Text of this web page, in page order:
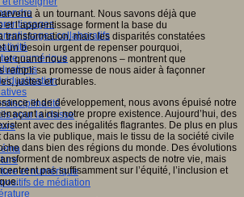
collaboratifs
numérique
pour la classe
et numérique
de médiation
à un tournant. Nous savons déjà que
et l’apprentissage forment la base du
transformation, mais les disparités constatées
un besoin urgent de repenser pourquoi,
et quand nous apprenons – montrent que
rempli sa promesse de nous aider à façonner
justes et durables.
et de développement, nous avons épuisé notre
ainsi notre propre existence. Aujourd’hui, des
avec des inégalités flagrantes. De plus en plus
dans la vie publique, mais le tissu de la société civile
dans bien des régions du monde. Des évolutions
de nombreux aspects de notre vie, mais
pas suffisamment sur l’équité, l’inclusion et